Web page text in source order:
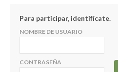
Para participar, identifícate.
NOMBRE DE USUARIO
CONTRASEÑA